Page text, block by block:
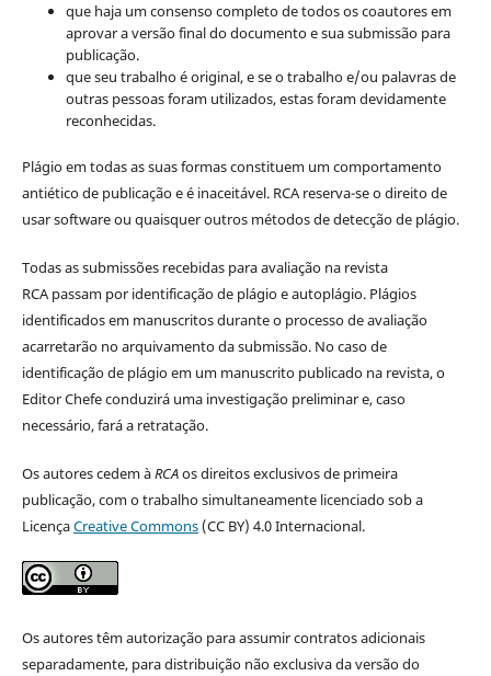
que haja um consenso completo de todos os coautores em
aprovar a versão final do documento e sua submissão para
publicação.
que seu trabalho é original, e se o trabalho e/ou palavras de
outras pessoas foram utilizados, estas foram devidamente
reconhecidas.
Plágio em todas as suas formas constituem um comportamento
antiético de publicação e é inaceitável. RCA reserva-se o direito de
usar software ou quaisquer outros métodos de detecção de plágio.
Todas as submissões recebidas para avaliação na revista
RCA passam por identificação de plágio e autoplágio. Plágios
identificados em manuscritos durante o processo de avaliação
acarretarão no arquivamento da submissão. No caso de
identificação de plágio em um manuscrito publicado na revista, o
Editor Chefe conduzirá uma investigação preliminar e, caso
necessário, fará a retratação.
Os autores cedem àRCAos direitos exclusivos de primeira
publicação, com o trabalho simultaneamente licenciado sob a
LicençaCreative Commons(CC BY) 4.0 Internacional.
Os autores têm autorização para assumir contratos adicionais
separadamente, para distribuição não exclusiva da versão do